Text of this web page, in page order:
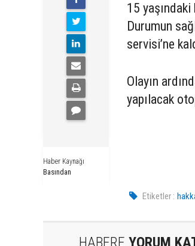
Haber Kaynağı
Basından
15
Durumun
servisi’ne
Olayın
yapılacak
Etiketler :
HABERE YORUM